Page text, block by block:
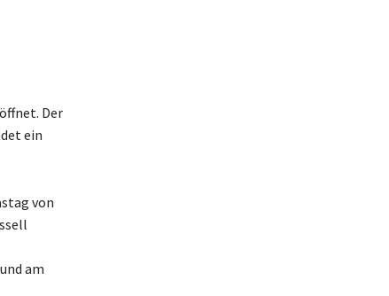
Der
ein
von
am